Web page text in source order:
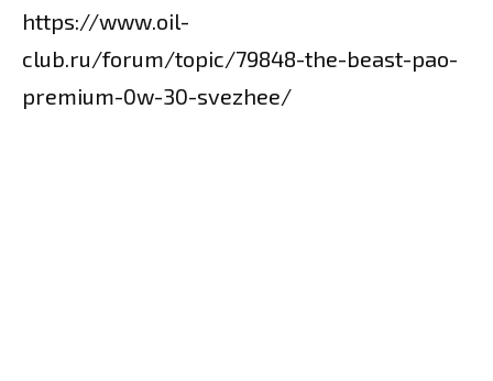
https://www.oil-
club.ru/forum/topic/79848-the-beast-pao-
premium-0w-30-svezhee/